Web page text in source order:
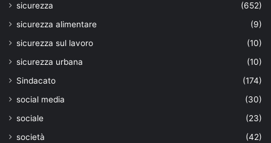
sicurezza
(652)
sicurezza alimentare
(9)
sicurezza sul lavoro
(10)
sicurezza urbana
(10)
Sindacato
(174)
social media
(30)
sociale
(23)
società
(42)